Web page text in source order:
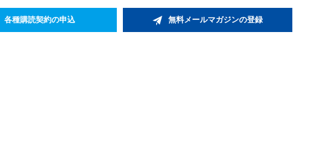
各種購読契約の申込 無料メールマガジンの登録